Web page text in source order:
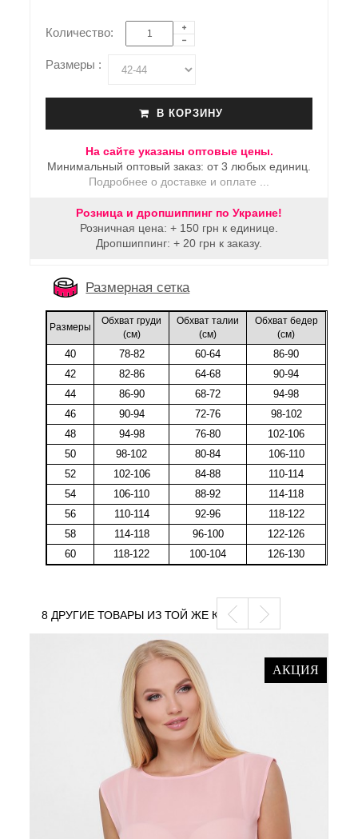
Количество:
Размеры :
В КОРЗИНУ
На сайте указаны оптовые цены.
Минимальный оптовый заказ: от 3 любых единиц.
Подробнее о доставке и оплате ...
Розница и дропшиппинг по Украине!
Розничная цена: + 150 грн к единице.
Дропшиппинг: + 20 грн к заказу.
Размерная сетка
Размеры
Обхват груди
(cм)
Обхват талии
(cм)
Обхват бедер
(cм)
40 78-82 60-64
86-90
42
82-86 64-68
90-94
44
86-90 68-72
94-98
46
90-94 72-76
98-102
48
94-98 76-80
102-106
50
98-102 80-84
106-110
52
102-106 84-88
110-114
54
106-110 88-92
114-118
56
110-114 92-96
118-122
58
114-118 96-100
122-126
60
118-122 100-104 126-130
8 ДРУГИЕ ТОВАРЫ ИЗ ТОЙ ЖЕ КАТЕГОРИИ
АКЦИЯ